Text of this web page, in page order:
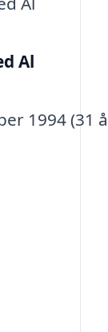
Al
1994 (31